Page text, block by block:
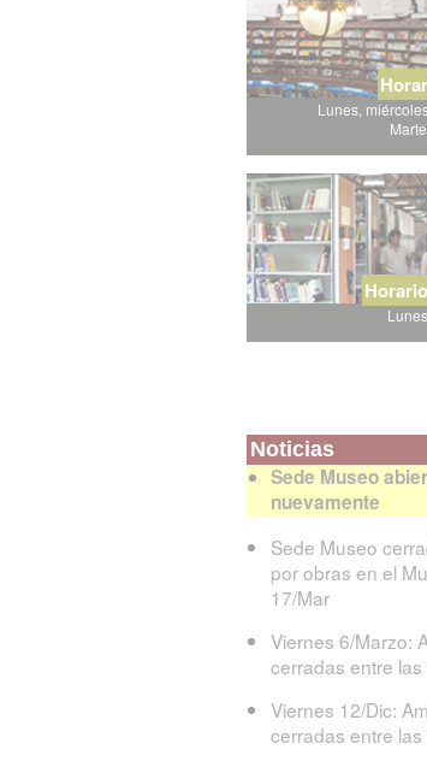
Lunes,
Noticias
Sede Museo
nuevamente
Sede Museo
por obras en el
17/Mar
Viernes 6/Marzo:
cerradas entre
Viernes 12/Dic:
cerradas entre